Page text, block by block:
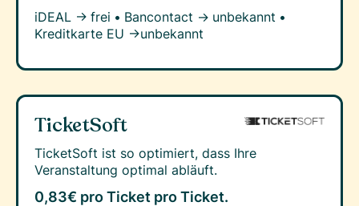
iDEAL → frei • Bancontact → unbekannt •
Kreditkarte EU →unbekannt
TicketSoft
TicketSoft ist so optimiert, dass Ihre
Veranstaltung optimal abläuft.
0,83€ pro Ticket pro Ticket.